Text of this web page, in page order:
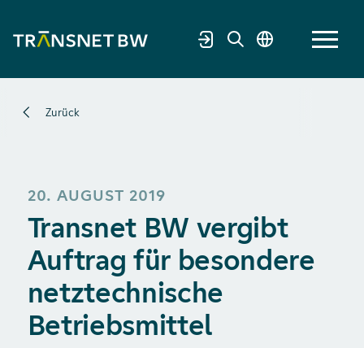
Zurück
20. AUGUST 2019
Transnet BW vergibt
Auftrag für besondere
netztechnische
Betriebsmittel